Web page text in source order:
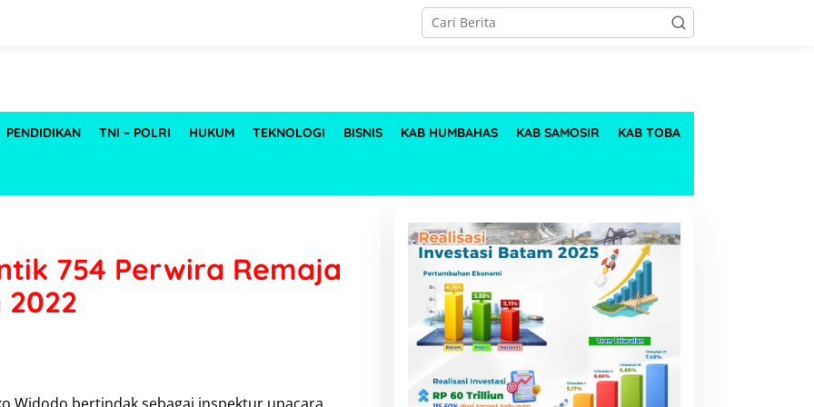
PENDIDIKAN TNI – POLRI HUKUM TEKNOLOGI BISNIS KAB HUMBAHAS KAB SAMOSIR KAB TOBA
754 Perwira Remaja
2022